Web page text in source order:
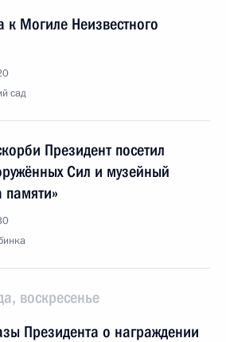
к Могиле Неизвестного
сад
Президент посетил
Сил и музейный
памяти»
воскресенье
Президента о награждении